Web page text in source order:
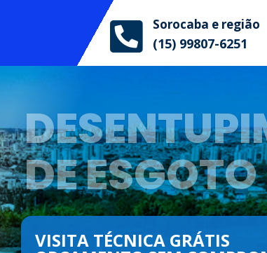
 Sorocaba e região
(15) 99807-6251
DE ESGOTO
VISITA TÉCNICA GRÁTIS